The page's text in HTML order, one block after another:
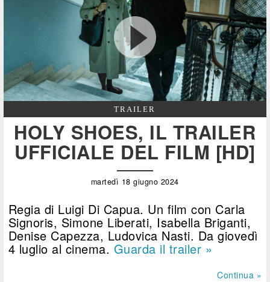
TRAILER
HOLY SHOES, IL TRAILER
UFFICIALE DEL FILM [HD]
martedì 18 giugno 2024
Regia di Luigi Di Capua. Un film con Carla
Signoris, Simone Liberati, Isabella Briganti,
Denise Capezza, Ludovica Nasti. Da giovedì
4 luglio al cinema. Guarda il trailer »
Continua »